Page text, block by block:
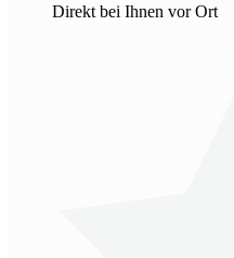
Direkt bei Ihnen vor Ort